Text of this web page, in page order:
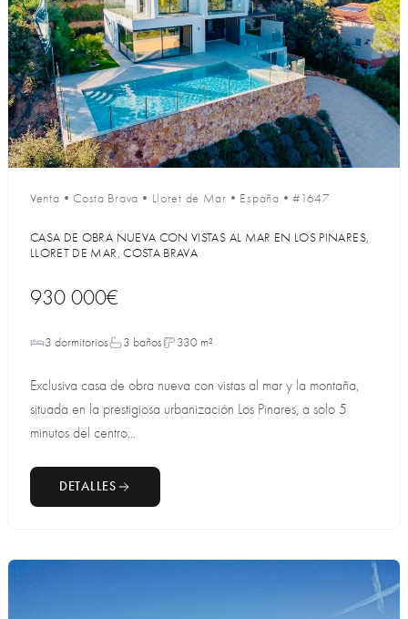
Venta •Costa Brava • Lloret de Mar • España •#1647
CASA DE OBRA NUEVA CON VISTAS AL MAR EN LOS PINARES,
LLORET DE MAR, COSTA BRAVA
930 000€
3 dormitorios 3 baños 330 m²
Exclusiva casa de obra nueva con vistas al mar y la montaña,
situada en la prestigiosa urbanización Los Pinares, a solo 5
minutos del centro...
DETALLES